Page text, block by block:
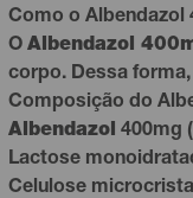
Como o Albendazol
O Albendazol
corpo. Dessa
Composição do
Albendazol 400mg
Lactose
Celulose